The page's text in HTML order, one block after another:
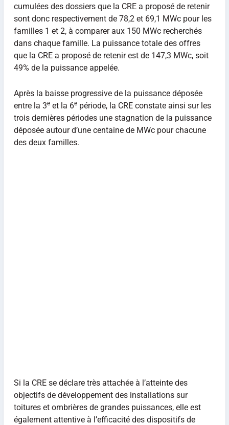
cumulées des dossiers que la CRE a proposé de retenir
sont donc respectivement de 78,2 et 69,1 MWc pour les
familles 1 et 2, à comparer aux 150 MWc recherchés
dans chaque famille. La puissance totale des offres
que la CRE a proposé de retenir est de 147,3 MWc, soit
49% de la puissance appelée.
Après la baisse progressive de la puissance déposée
entre la 3eet la 6epériode, la CRE constate ainsi sur les
trois dernières périodes une stagnation de la puissance
déposée autour d’une centaine de MWc pour chacune
des deux familles.
Si la CRE se déclare très attachée à l’atteinte des
objectifs de développement des installations sur
toitures et ombrières de grandes puissances, elle est
également attentive à l’efficacité des dispositifs de